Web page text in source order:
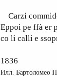
Carzi
Eppoi pe ffà er
co li calli e
1836
Илл. Бартоломео